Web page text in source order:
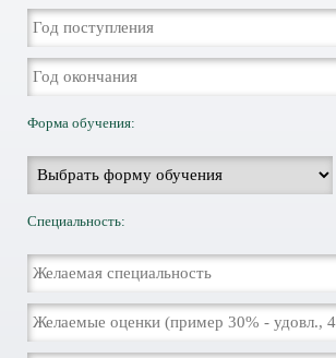
Форма обучения:
Специальность: